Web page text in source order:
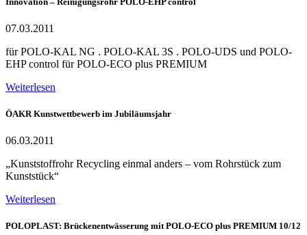
07.03.2011
für POLO-KAL NG . POLO-KAL 3S . POLO-UDS und POLO-
EHP control für POLO-ECO plus PREMIUM
Weiterlesen
ÖAKR Kunstwettbewerb im Jubiläumsjahr
06.03.2011
„Kunststoffrohr Recycling einmal anders – vom Rohrstück zum
Kunststück“
Weiterlesen
POLOPLAST: Brückenentwässerung mit POLO-ECO plus PREMIUM 10/12